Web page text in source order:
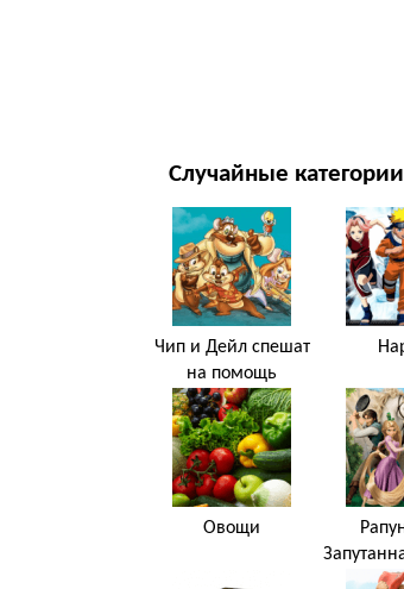
Случайные категории
Чип и Дейл спешат
на помощь
Овощи